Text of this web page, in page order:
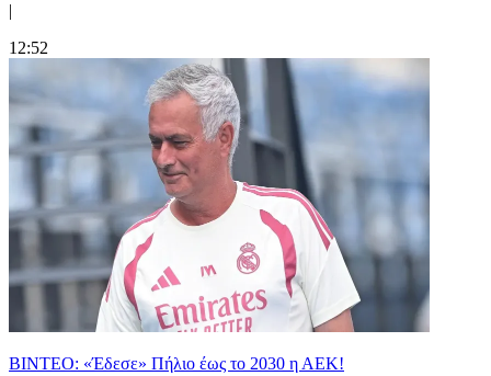
|
12:52
ΒΙΝΤΕΟ: «Έδεσε» Πήλιο έως το 2030 η ΑΕΚ!